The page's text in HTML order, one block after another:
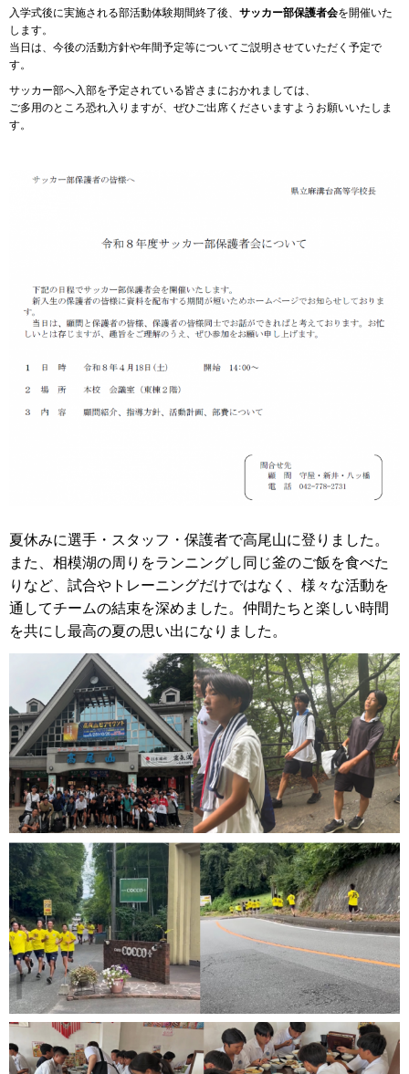
入学式後に実施される部活動体験期間終了後、 サッカー部保護者会を開催いた
します。
当日は、今後の活動方針や年間予定等についてご説明させていただく予定で
す。
サッカー部へ入部を予定されている皆さまにおかれましては、
ご多用のところ恐れ入りますが、ぜひご出席くださいますようお願いいたしま
す。
夏休みに選手・スタッフ・保護者で高尾山に登りました。
また、相模湖の周りをランニングし同じ釜のご飯を食べた
りなど、試合やトレーニングだけではなく、様々な活動を
通してチームの結束を深めました。仲間たちと楽しい時間
を共にし最高の夏の思い出になりました。